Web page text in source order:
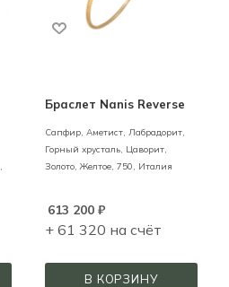
Браслет Nanis Reverse
Сапфир, Аметист, Лабрадорит,
Горный хрусталь, Цаворит,
Золото, Желтое, 750, Италия
613 200₽
+ 61 320 на счёт
В КОРЗИНУ